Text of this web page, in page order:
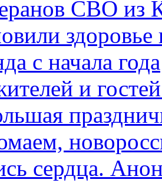
СВО из
с начала года
и
сердца.